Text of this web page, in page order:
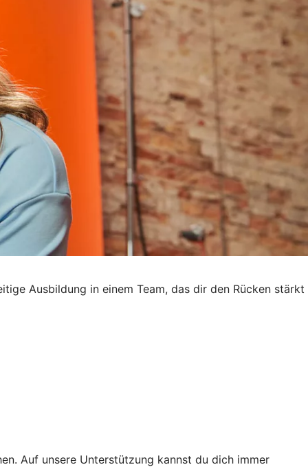
Ausbildung in einem Team, das dir den Rücken stärkt
Auf unsere Unterstützung kannst du dich immer